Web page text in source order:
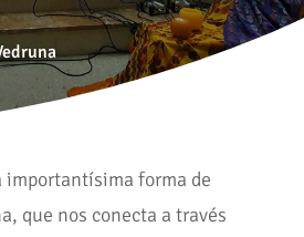
importantísima forma de
que nos conecta a través